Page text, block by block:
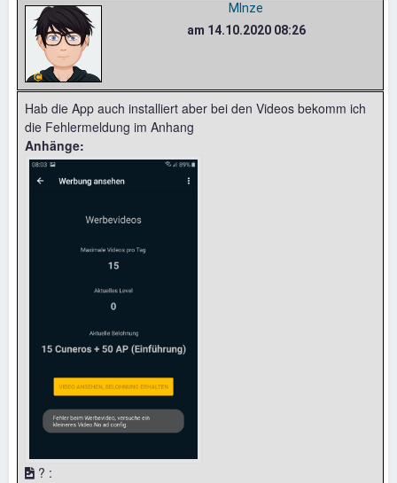
MInze
am 14.10.2020 08:26
Hab die App auch installiert aber bei den Videos bekomm ich
die Fehlermeldung im Anhang
Anhänge:
? :